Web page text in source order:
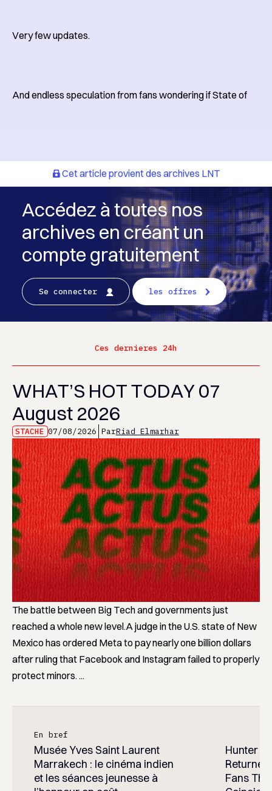
Very few updates.
And endless speculation from fans wondering if State of
Cet article provient des archives LNT
Accédez à toutes nos
archives en créant un
compte gratuitement
Se connecter les offres
Ces dernieres 24h
WHAT’S HOT TODAY 07
August 2026
STACHE 07/08/2026 ParRiad Elmarhar
The battle between Big Tech and governments just
reached a whole new level.A judge in the U.S. state of New
Mexico has ordered Meta to pay nearly one billion dollars
after ruling that Facebook and Instagram failed to properly
protect minors. ...
En bref
Musée Yves Saint Laurent
Marrakech : le cinéma indien
et les séances jeunesse à
Hunter x
Fans